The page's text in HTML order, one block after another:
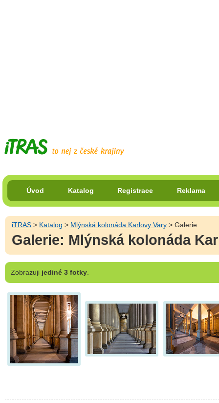
Úvod Katalog Registrace Reklama
iTRAS > Katalog > Mlýnská kolonáda Karlovy Vary > Galerie
Galerie: Mlýnská kolonáda
Zobrazuji jediné 3 fotky.